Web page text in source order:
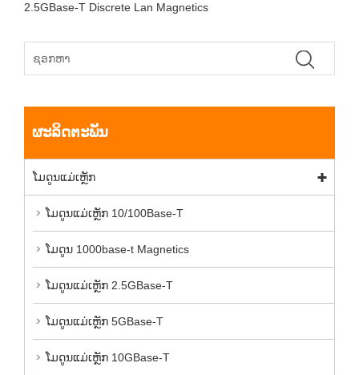
2.5GBase-T Discrete Lan Magnetics
ຜະລິດຕະພັນ
ໂມດູນແມ່ເຫຼັກ
ໂມດູນແມ່ເຫຼັກ 10/100Base-T
ໂມດູນ 1000base-t Magnetics
ໂມດູນແມ່ເຫຼັກ 2.5GBase-T
ໂມດູນແມ່ເຫຼັກ 5GBase-T
ໂມດູນແມ່ເຫຼັກ 10GBase-T